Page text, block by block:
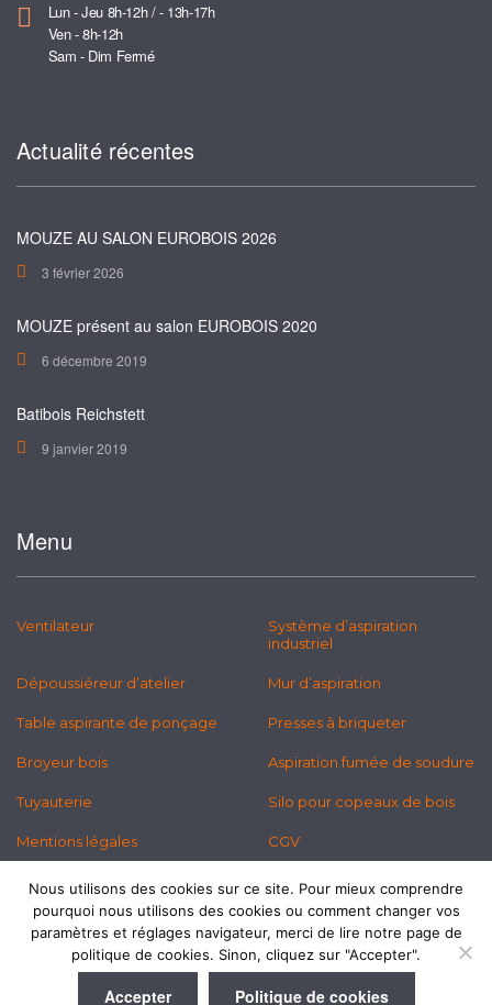
Lun - Jeu 8h-12h / - 13h-17h
Ven - 8h-12h
Sam - Dim Fermé
Actualité récentes
MOUZE AU SALON EUROBOIS 2026
3 février 2026
MOUZE présent au salon EUROBOIS 2020
6 décembre 2019
Batibois Reichstett
9 janvier 2019
Menu
Ventilateur
Système d’aspiration
industriel
Dépoussiéreur d’atelier Mur d’aspiration
Table aspirante de ponçage Presses à briqueter
Broyeur bois Aspiration fumée de soudure
Tuyauterie Silo pour copeaux de bois
Mentions légales CGV
Politique des cookies Newsletter
© 2026 Copyright © Mouze Sarl. All rights reserved
Nous utilisons des cookies sur ce site. Pour mieux comprendre
pourquoi nous utilisons des cookies ou comment changer vos
paramètres et réglages navigateur, merci de lire notre page de
politique de cookies. Sinon, cliquez sur "Accepter".
Accepter Politique de cookies